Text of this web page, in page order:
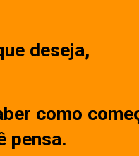
deseja,
como
pensa.